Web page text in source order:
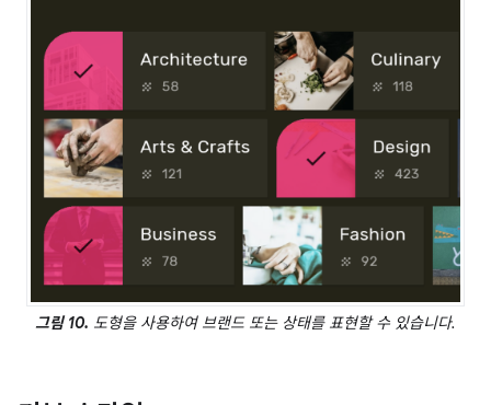
그림 10. 도형을 사용하여 브랜드 또는 상태를 표현할 수 있습니다.